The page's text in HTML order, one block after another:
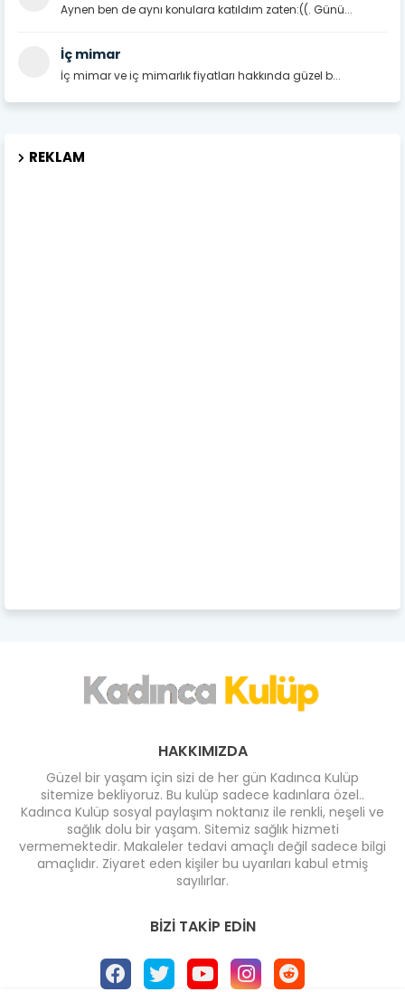
Aynen ben de aynı konulara katıldım zaten:((. Günü...
İç mimar
İç mimar ve iç mimarlık fiyatları hakkında güzel b...
REKLAM
HAKKIMIZDA
Güzel bir yaşam için sizi de her gün Kadınca Kulüp
sitemize bekliyoruz. Bu kulüp sadece kadınlara özel..
Kadınca Kulüp sosyal paylaşım noktanız ile renkli, neşeli ve
sağlık dolu bir yaşam. Sitemiz sağlık hizmeti
vermemektedir. Makaleler tedavi amaçlı değil sadece bilgi
amaçlıdır. Ziyaret eden kişiler bu uyarıları kabul etmiş
sayılırlar.
BIZI TAKIP EDIN